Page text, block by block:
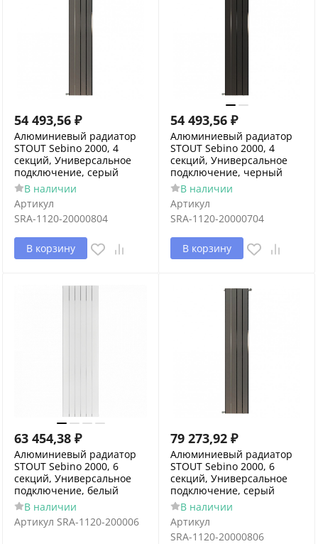
54 493,56 ₽
Алюминиевый радиатор
STOUT Sebino 2000, 4
секций, Универсальное
подключение, серый
В наличии
Артикул
SRA-1120-20000804
В корзину
54 493,56 ₽
Алюминиевый радиатор
STOUT Sebino 2000, 4
секций, Универсальное
подключение, черный
В наличии
Артикул
SRA-1120-20000704
В корзину
63 454,38 ₽
Алюминиевый радиатор
STOUT Sebino 2000, 6
секций, Универсальное
подключение, белый
В наличии
Артикул SRA-1120-200006
79 273,92 ₽
Алюминиевый радиатор
STOUT Sebino 2000, 6
секций, Универсальное
подключение, серый
В наличии
Артикул
SRA-1120-20000806